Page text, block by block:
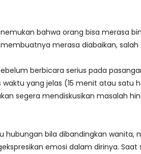
bahwa orang bisa merasa
merasa diabaikan,
berbicara serius pada
yang jelas (15 menit atau satu
segera mendiskusikan masalah
bila dibandingkan wanita,
emosi dalam dirinya.